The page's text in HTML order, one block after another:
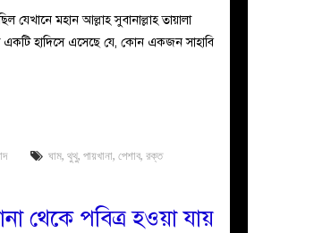
যেখানে মহান আল্লাহ সুবানাল্লাহ তায়ালা
হাদিসে এসেছে যে, কোন একজন সাহাবি
ঘাম,থুথু,পায়খানা,পেশাব,রক্ত
থেকে পবিত্র হওয়া যায়